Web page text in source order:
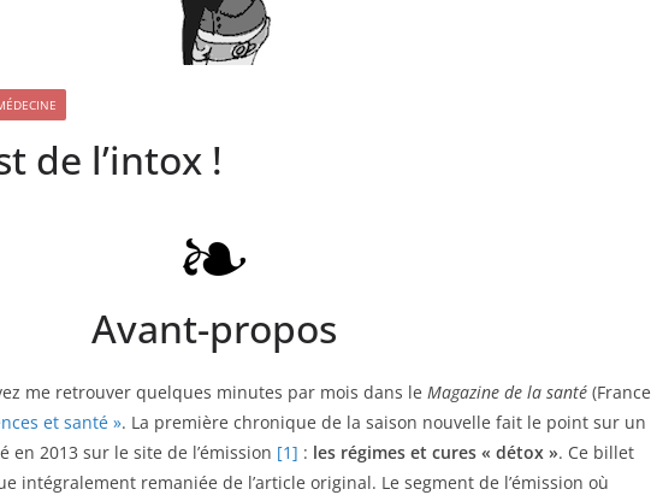
de l’intox !
Avant-propos
me retrouver quelques minutes par mois dans le Magazine de la santé (France
et santé ». La première chronique de la saison nouvelle fait le point sur un
2013 sur le site de l’émission [1] : les régimes et cures « détox ». Ce billet
intégralement remaniée de l’article original. Le segment de l’émission où